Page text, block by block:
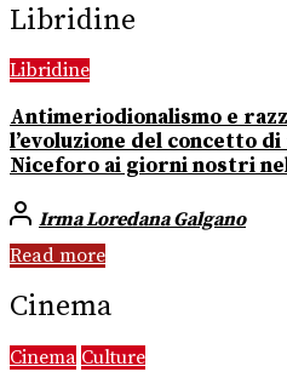
Libridine
Libridine
Antimeriodionalismo e
l’evoluzione del concetto
Niceforo ai giorni nostri
Irma Loredana Galgano
Read more
Cinema
Cinema Culture